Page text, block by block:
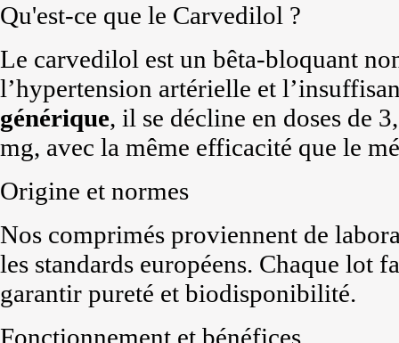
Qu'est-ce que le Carvedilol ?
Le carvedilol est un bêta-bloquant
l’hypertension artérielle et
générique, il se décline en doses de
mg, avec la même efficacité que le
Origine et normes
Nos comprimés proviennent de
les standards européens. Chaque lot
garantir pureté et biodisponibilité.
Fonctionnement et bénéfices